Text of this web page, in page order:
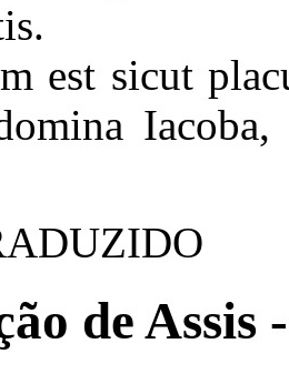
est sicut
Iacoba,
de Assis